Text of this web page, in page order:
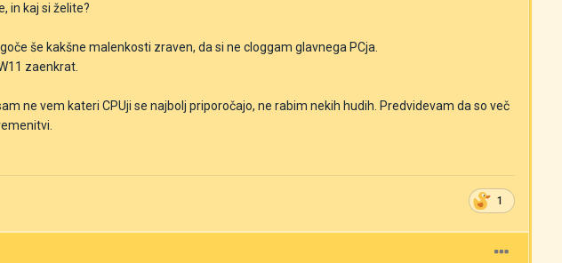
in kaj si želite?
še kakšne malenkosti zraven, da si ne cloggam glavnega PCja.
zaenkrat.
ne vem kateri CPUji se najbolj priporočajo, ne rabim nekih hudih. Predvidevam da so več
1